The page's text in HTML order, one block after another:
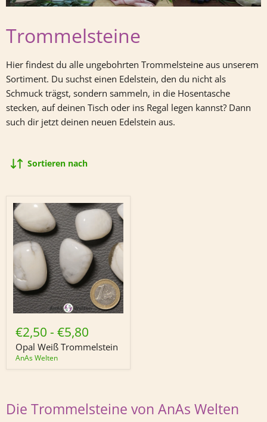
Trommelsteine
Hier findest du alle ungebohrten Trommelsteine aus unserem
Sortiment. Du suchst einen Edelstein, den du nicht als
Schmuck trägst, sondern sammeln, in die Hosentasche
stecken, auf deinen Tisch oder ins Regal legen kannst? Dann
such dir jetzt deinen neuen Edelstein aus.
Sortieren nach
Opal
Weiß
Trommelstein
€2,50 - €5,80
Opal Weiß Trommelstein
AnAs Welten
Die Trommelsteine von AnAs Welten